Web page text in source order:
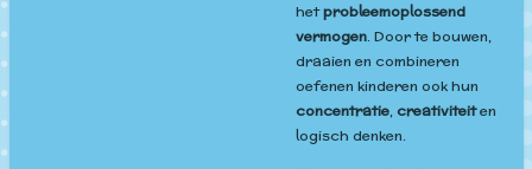
hetprobleemoplossend
vermogen. Door te bouwen,
draaien en combineren
oefenen kinderen ook hun
concentratie,creativiteiten
logisch denken.